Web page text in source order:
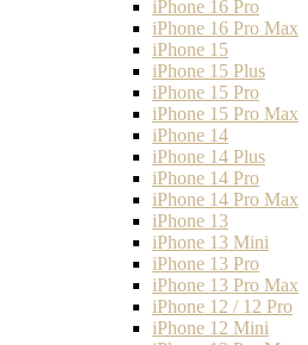
iPhone 16 Pro
iPhone 16 Pro Max
iPhone 15
iPhone 15 Plus
iPhone 15 Pro
iPhone 15 Pro Max
iPhone 14
iPhone 14 Plus
iPhone 14 Pro
iPhone 14 Pro Max
iPhone 13
iPhone 13 Mini
iPhone 13 Pro
iPhone 13 Pro Max
iPhone 12 / 12 Pro
iPhone 12 Mini